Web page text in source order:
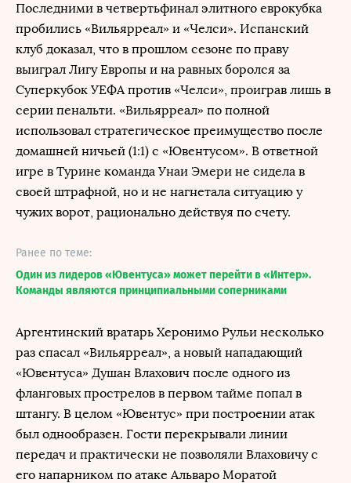
Последними в четвертьфинал элитного еврокубка
пробились «Вильярреал» и «Челси». Испанский
клуб доказал, что в прошлом сезоне по праву
выиграл Лигу Европы и на равных боролся за
Суперкубок УЕФА против «Челси», проиграв лишь в
серии пенальти. «Вильярреал» по полной
использовал стратегическое преимущество после
домашней ничьей (1:1) с «Ювентусом». В ответной
игре в Турине команда Унаи Эмери не сидела в
своей штрафной, но и не нагнетала ситуацию у
чужих ворот, рационально действуя по счету.
Ранее по теме:
Один из лидеров «Ювентуса» может перейти в «Интер».
Команды являются принципиальными соперниками
Аргентинский вратарь Херонимо Рульи несколько
раз спасал «Вильярреал», а новый нападающий
«Ювентуса» Душан Влахович после одного из
фланговых прострелов в первом тайме попал в
штангу. В целом «Ювентус» при построении атак
был однообразен. Гости перекрывали линии
передач и практически не позволяли Влаховичу с
его напарником по атаке Альваро Моратой